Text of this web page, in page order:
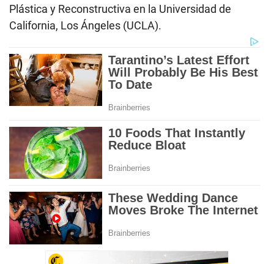
Plástica y Reconstructiva en la Universidad de
California, Los Ángeles (UCLA).